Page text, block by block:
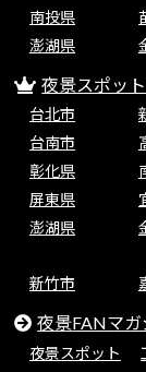
南投県
澎湖県
夜景スポッ
台北市
台南市
彰化県
屏東県
澎湖県
新竹市
夜景FANマガ
夜景スポット